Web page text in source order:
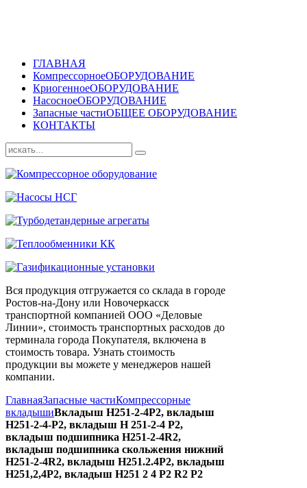
ГЛАВНАЯ
КомпрессорноеОБОРУДОВАНИЕ
КриогенноеОБОРУДОВАНИЕ
НасосноеОБОРУДОВАНИЕ
Запасные частиОБЩЕЕ ОБОРУДОВАНИЕ
КОНТАКТЫ
Вся продукция отгружается со склада в городе
Ростов-на-Дону или Новочеркасск
транспортной компанией ООО «Деловые
Линии», стоимость транспортных расходов до
терминала города Покупателя, включена в
стоимость товара. Узнать стоимость
продукции вы можете у менеджеров нашей
компании.
ГлавнаяЗапасные частиКомпрессорные
вкладышиВкладыш Н251-2-4Р2, вкладыш
Н251-2-4-Р2, вкладыш Н 251-2-4 Р2,
вкладыш подшипника Н251-2-4R2,
вкладыш подшипника скольжения нижний
Н251-2-4R2, вкладыш Н251.2.4Р2, вкладыш
Н251,2,4Р2, вкладыш Н251 2 4 Р2 R2 P2